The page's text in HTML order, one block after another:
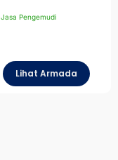
Jasa Pengemudi
Lihat Armada